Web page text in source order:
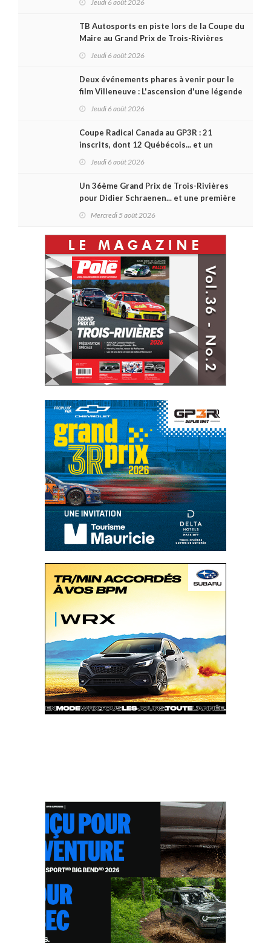
Jeudi 6 août 2026
TB Autosports en piste lors de la Coupe du
Maire au Grand Prix de Trois-Rivières
Jeudi 6 août 2026
Deux événements phares à venir pour le
film Villeneuve : L'ascension d'une légende
Jeudi 6 août 2026
Coupe Radical Canada au GP3R : 21
inscrits, dont 12 Québécois... et un
Jeudi 6 août 2026
Un 36ème Grand Prix de Trois-Rivières
pour Didier Schraenen... et une première
Mercredi 5 août 2026